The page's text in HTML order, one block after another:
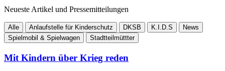
Neueste Artikel und Pressemitteilungen
Alle Anlaufstelle für Kinderschutz DKSB K.I.D.S
News
Spielmobil & Spielwagen
Stadtteilmüttter
Mit Kindern über Krieg reden